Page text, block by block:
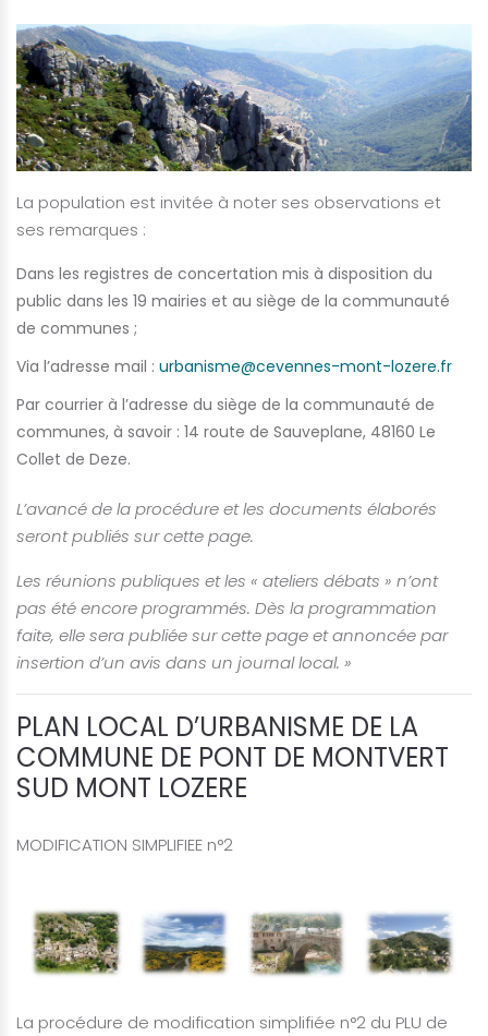
La population est invitée à noter ses observations et
ses remarques :
Dans les registres de concertation mis à disposition du
public dans les 19 mairies et au siège de la communauté
de communes ;
Via l’adresse mail : urbanisme@cevennes-mont-lozere.fr
Par courrier à l’adresse du siège de la communauté de
communes, à savoir : 14 route de Sauveplane, 48160 Le
Collet de Deze.
L’avancé de la procédure et les documents élaborés
seront publiés sur cette page.
Les réunions publiques et les « ateliers débats » n’ont
pas été encore programmés. Dès la programmation
faite, elle sera publiée sur cette page et annoncée par
insertion d’un avis dans un journal local. »
PLAN LOCAL D’URBANISME DE LA
COMMUNE DE PONT DE MONTVERT
SUD MONT LOZERE
MODIFICATION SIMPLIFIEE n°2
La procédure de modification simplifiée n°2 du PLU de